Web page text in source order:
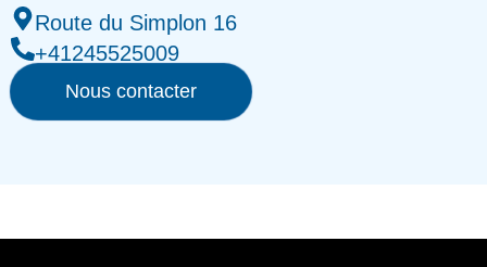
Route du Simplon 16
+41245525009
Nous contacter